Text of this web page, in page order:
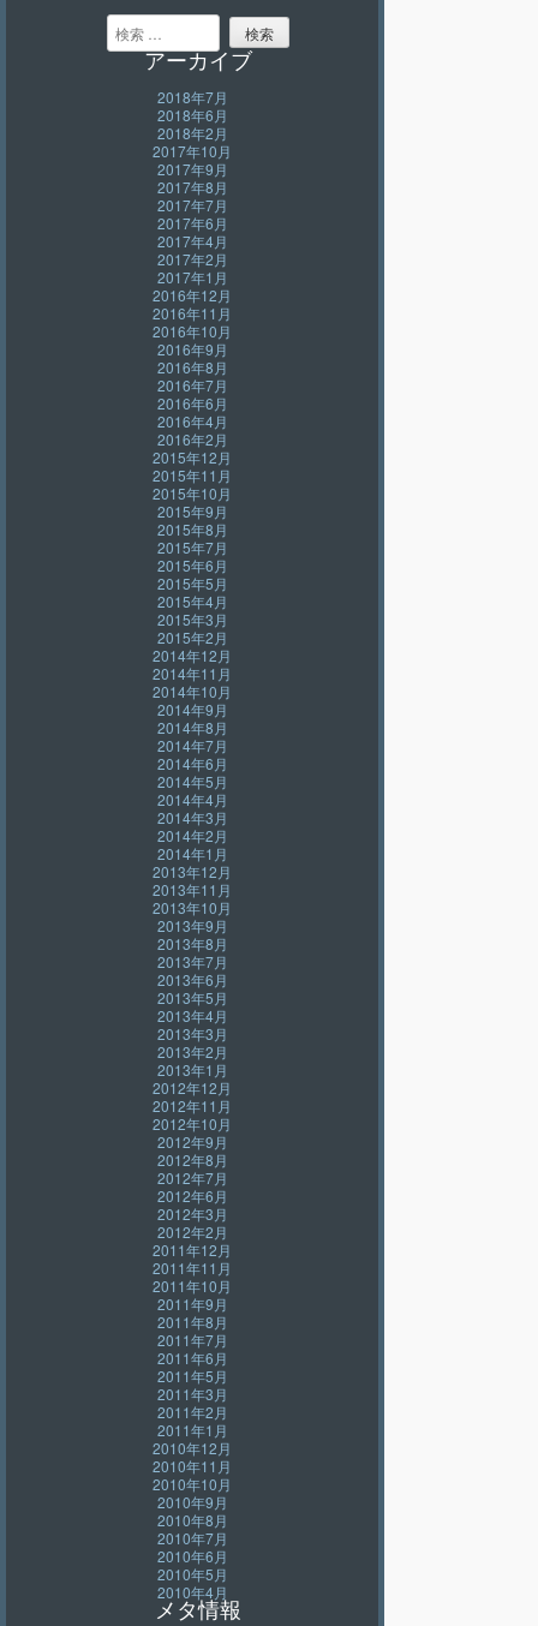
検索
アーカイブ
2018年7月
2018年6月
2018年2月
2017年10月
2017年9月
2017年8月
2017年7月
2017年6月
2017年4月
2017年2月
2017年1月
2016年12月
2016年11月
2016年10月
2016年9月
2016年8月
2016年7月
2016年6月
2016年4月
2016年2月
2015年12月
2015年11月
2015年10月
2015年9月
2015年8月
2015年7月
2015年6月
2015年5月
2015年4月
2015年3月
2015年2月
2014年12月
2014年11月
2014年10月
2014年9月
2014年8月
2014年7月
2014年6月
2014年5月
2014年4月
2014年3月
2014年2月
2014年1月
2013年12月
2013年11月
2013年10月
2013年9月
2013年8月
2013年7月
2013年6月
2013年5月
2013年4月
2013年3月
2013年2月
2013年1月
2012年12月
2012年11月
2012年10月
2012年9月
2012年8月
2012年7月
2012年6月
2012年3月
2012年2月
2011年12月
2011年11月
2011年10月
2011年9月
2011年8月
2011年7月
2011年6月
2011年5月
2011年3月
2011年2月
2011年1月
2010年12月
2010年11月
2010年10月
2010年9月
2010年8月
2010年7月
2010年6月
2010年5月
2010年4月
メタ情報